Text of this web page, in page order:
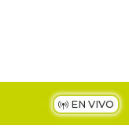
EN VIVO